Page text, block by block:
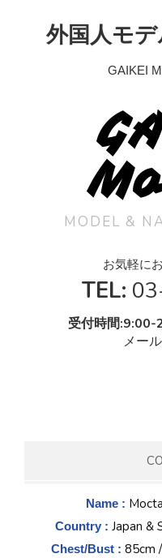
外国人モ
GAIKEI
MODEL &
お気軽に
TEL:
受付時間:9:00-
メー
Name :
Country : Japan &
Chest/Bust : 85cm